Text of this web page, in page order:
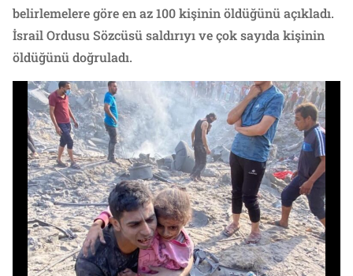
belirlemelere göre en az 100 kişinin öldüğünü açıkladı.
İsrail Ordusu Sözcüsü saldırıyı ve çok sayıda kişinin
öldüğünü doğruladı.